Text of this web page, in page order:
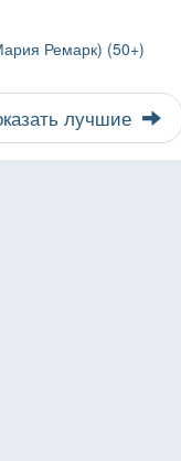
Ремарк) (50+)
лучшие